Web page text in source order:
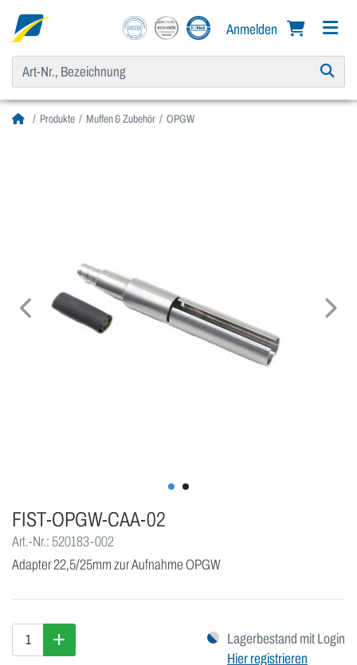
Anmelden
Produkte Muffen & Zubehör OPGW
FIST-OPGW-CAA-02
Art.-Nr.: 520183-002
Adapter 22,5/25mm zur Aufnahme OPGW
Lagerbestand mit Login
Hier registrieren